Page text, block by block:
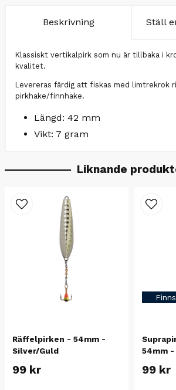
Beskrivning Ställ
Klassiskt vertikalpirk som nu är tillbaka i
kvalitet.
Levereras färdig att fiskas med limtrekrok
pirkhake/finnhake.
Längd: 42 mm
Vikt: 7 gram
Liknande
Räffelpirken - 54mm -
Silver/Guld
99 kr
54mm
99 kr